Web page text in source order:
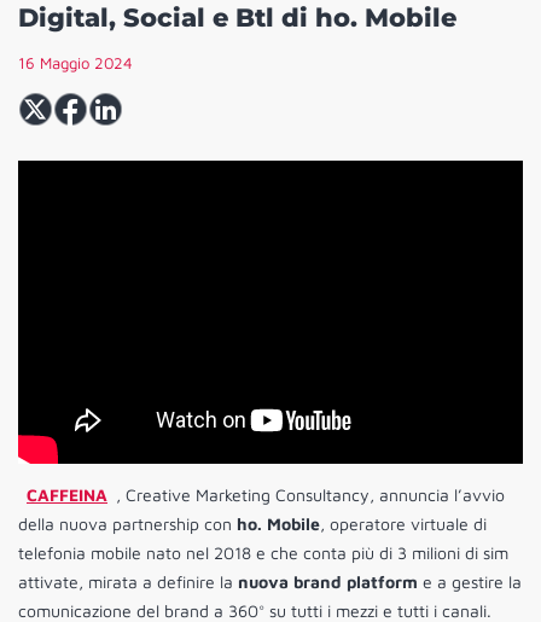
Digital, Social e Btl di ho. Mobile
16 Maggio 2024
CAFFEINA , Creative Marketing Consultancy, annuncia l’avvio
della nuova partnership con ho. Mobile, operatore virtuale di
telefonia mobile nato nel 2018 e che conta più di 3 milioni di sim
attivate, mirata a definire la nuova brand platform e a gestire la
comunicazione del brand a 360° su tutti i mezzi e tutti i canali.